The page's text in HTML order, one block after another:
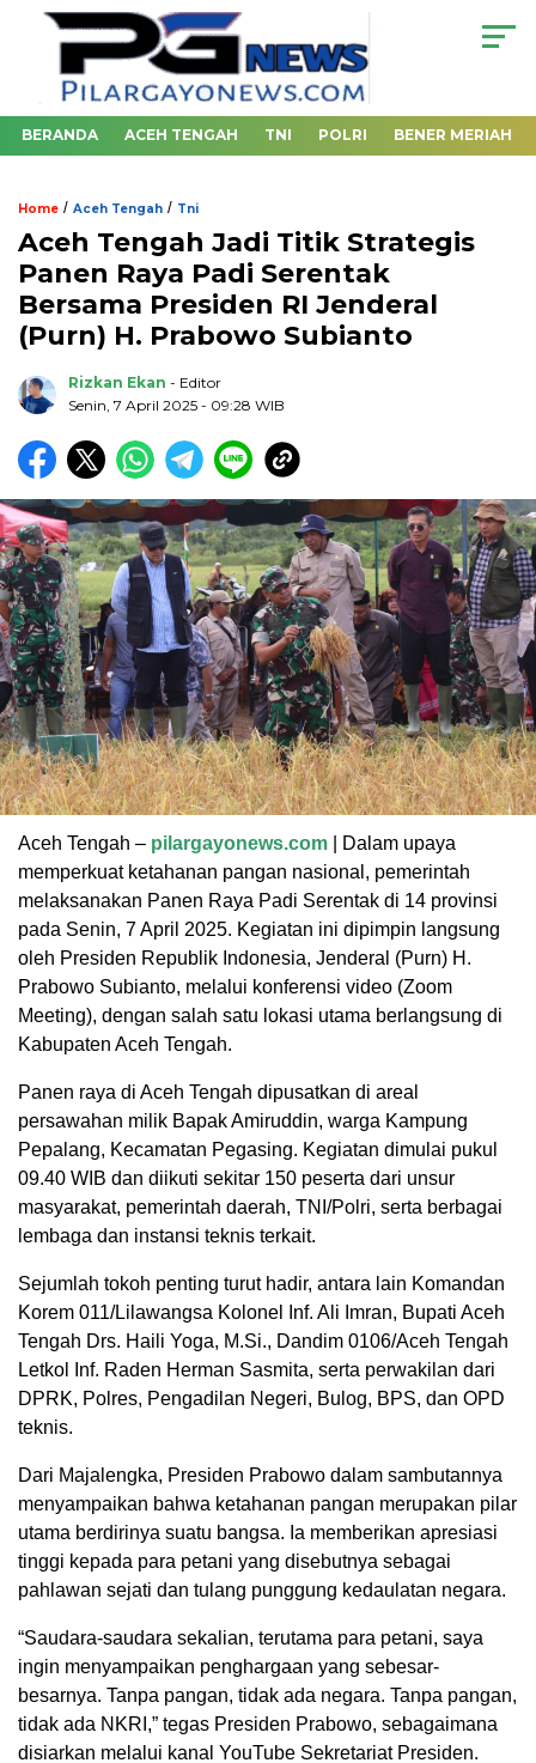
BERANDA ACEH TENGAH TNI POLRI BENER MERIAH
Home / Aceh Tengah / Tni
Aceh Tengah Jadi Titik Strategis
Panen Raya Padi Serentak
Bersama Presiden RI Jenderal
(Purn) H. Prabowo Subianto
Rizkan Ekan - Editor
Senin, 7 April 2025 - 09:28 WIB
Aceh Tengah – pilargayonews.com | Dalam upaya
memperkuat ketahanan pangan nasional, pemerintah
melaksanakan Panen Raya Padi Serentak di 14 provinsi
pada Senin, 7 April 2025. Kegiatan ini dipimpin langsung
oleh Presiden Republik Indonesia, Jenderal (Purn) H.
Prabowo Subianto, melalui konferensi video (Zoom
Meeting), dengan salah satu lokasi utama berlangsung di
Kabupaten Aceh Tengah.
Panen raya di Aceh Tengah dipusatkan di areal
persawahan milik Bapak Amiruddin, warga Kampung
Pepalang, Kecamatan Pegasing. Kegiatan dimulai pukul
09.40 WIB dan diikuti sekitar 150 peserta dari unsur
masyarakat, pemerintah daerah, TNI/Polri, serta berbagai
lembaga dan instansi teknis terkait.
Sejumlah tokoh penting turut hadir, antara lain Komandan
Korem 011/Lilawangsa Kolonel Inf. Ali Imran, Bupati Aceh
Tengah Drs. Haili Yoga, M.Si., Dandim 0106/Aceh Tengah
Letkol Inf. Raden Herman Sasmita, serta perwakilan dari
DPRK, Polres, Pengadilan Negeri, Bulog, BPS, dan OPD
teknis.
Dari Majalengka, Presiden Prabowo dalam sambutannya
menyampaikan bahwa ketahanan pangan merupakan pilar
utama berdirinya suatu bangsa. Ia memberikan apresiasi
tinggi kepada para petani yang disebutnya sebagai
pahlawan sejati dan tulang punggung kedaulatan negara.
“Saudara-saudara sekalian, terutama para petani, saya
ingin menyampaikan penghargaan yang sebesar-
besarnya. Tanpa pangan, tidak ada negara. Tanpa pangan,
tidak ada NKRI,” tegas Presiden Prabowo, sebagaimana
disiarkan melalui kanal YouTube Sekretariat Presiden.